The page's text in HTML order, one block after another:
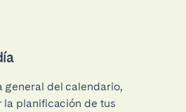
general del calendario,
la planificación de tus